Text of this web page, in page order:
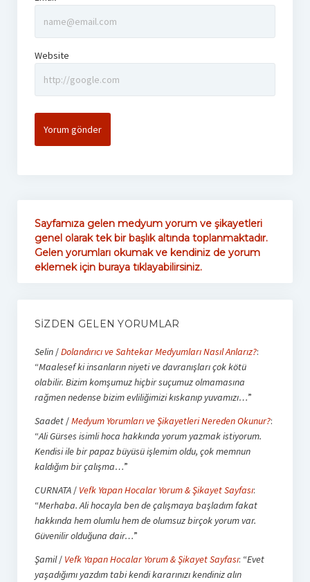
Website
Sayfamıza gelen medyum yorum ve şikayetleri
genel olarak tek bir başlık altında toplanmaktadır.
Gelen yorumları okumak ve kendiniz de yorum
eklemek için buraya tıklayabilirsiniz.
SIZDEN GELEN YORUMLAR
Selin/Dolandırıcı ve Sahtekar Medyumları Nasıl Anlarız?:
“Maalesef ki insanların niyeti ve davranışları çok kötü
olabilir. Bizim komşumuz hiçbir suçumuz olmamasına
rağmen nedense bizim evliliğimizi kıskanıp yuvamızı…”
Saadet/Medyum Yorumları ve Şikayetleri Nereden Okunur?:
“Ali Gürses isimli hoca hakkında yorum yazmak istiyorum.
Kendisi ile bir papaz büyüsü işlemim oldu, çok memnun
kaldığım bir çalışma…”
CURNATA/ Vefk Yapan Hocalar Yorum & Şikayet Sayfası:
“Merhaba. Ali hocayla ben de çalışmaya başladım fakat
hakkında hem olumlu hem de olumsuz birçok yorum var.
Güvenilir olduğuna dair…”
Şamil/ Vefk Yapan Hocalar Yorum & Şikayet Sayfası: “Evet
yaşadığımı yazdım tabi kendi kararınızı kendiniz alın